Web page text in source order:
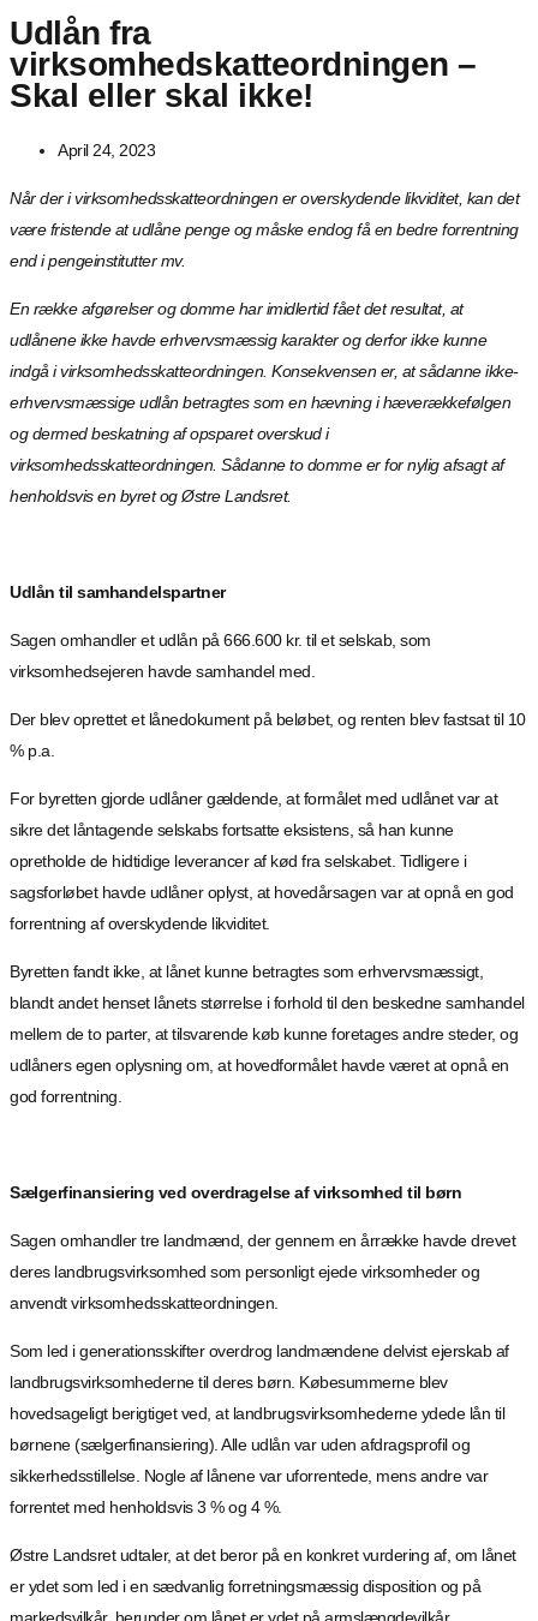
Udlån fra
virksomhedskatteordningen –
Skal eller skal ikke!
April 24, 2023
Når der i virksomhedsskatteordningen er overskydende likviditet, kan det
være fristende at udlåne penge og måske endog få en bedre forrentning
end i pengeinstitutter mv.
En række afgørelser og domme har imidlertid fået det resultat, at
udlånene ikke havde erhvervsmæssig karakter og derfor ikke kunne
indgå i virksomhedsskatteordningen. Konsekvensen er, at sådanne ikke-
erhvervsmæssige udlån betragtes som en hævning i hæverækkefølgen
og dermed beskatning af opsparet overskud i
virksomhedsskatteordningen. Sådanne to domme er for nylig afsagt af
henholdsvis en byret og Østre Landsret.
Udlån til samhandelspartner
Sagen omhandler et udlån på 666.600 kr. til et selskab, som
virksomhedsejeren havde samhandel med.
Der blev oprettet et lånedokument på beløbet, og renten blev fastsat til 10
% p.a.
For byretten gjorde udlåner gældende, at formålet med udlånet var at
sikre det låntagende selskabs fortsatte eksistens, så han kunne
opretholde de hidtidige leverancer af kød fra selskabet. Tidligere i
sagsforløbet havde udlåner oplyst, at hovedårsagen var at opnå en god
forrentning af overskydende likviditet.
Byretten fandt ikke, at lånet kunne betragtes som erhvervsmæssigt,
blandt andet henset lånets størrelse i forhold til den beskedne samhandel
mellem de to parter, at tilsvarende køb kunne foretages andre steder, og
udlåners egen oplysning om, at hovedformålet havde været at opnå en
god forrentning.
Sælgerfinansiering ved overdragelse af virksomhed til børn
Sagen omhandler tre landmænd, der gennem en årrække havde drevet
deres landbrugsvirksomhed som personligt ejede virksomheder og
anvendt virksomhedsskatteordningen.
Som led i generationsskifter overdrog landmændene delvist ejerskab af
landbrugsvirksomhederne til deres børn. Købesummerne blev
hovedsageligt berigtiget ved, at landbrugsvirksomhederne ydede lån til
børnene (sælgerfinansiering). Alle udlån var uden afdragsprofil og
sikkerhedsstillelse. Nogle af lånene var uforrentede, mens andre var
forrentet med henholdsvis 3 % og 4 %.
Østre Landsret udtaler, at det beror på en konkret vurdering af, om lånet
er ydet som led i en sædvanlig forretningsmæssig disposition og på
markedsvilkår, herunder om lånet er ydet på armslængdevilkår.